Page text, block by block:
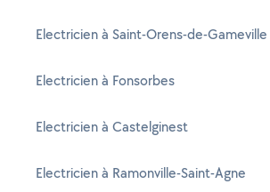
Electricien à Saint-Orens-de-Gameville
Electricien à Fonsorbes
Electricien à Castelginest
Electricien à Ramonville-Saint-Agne